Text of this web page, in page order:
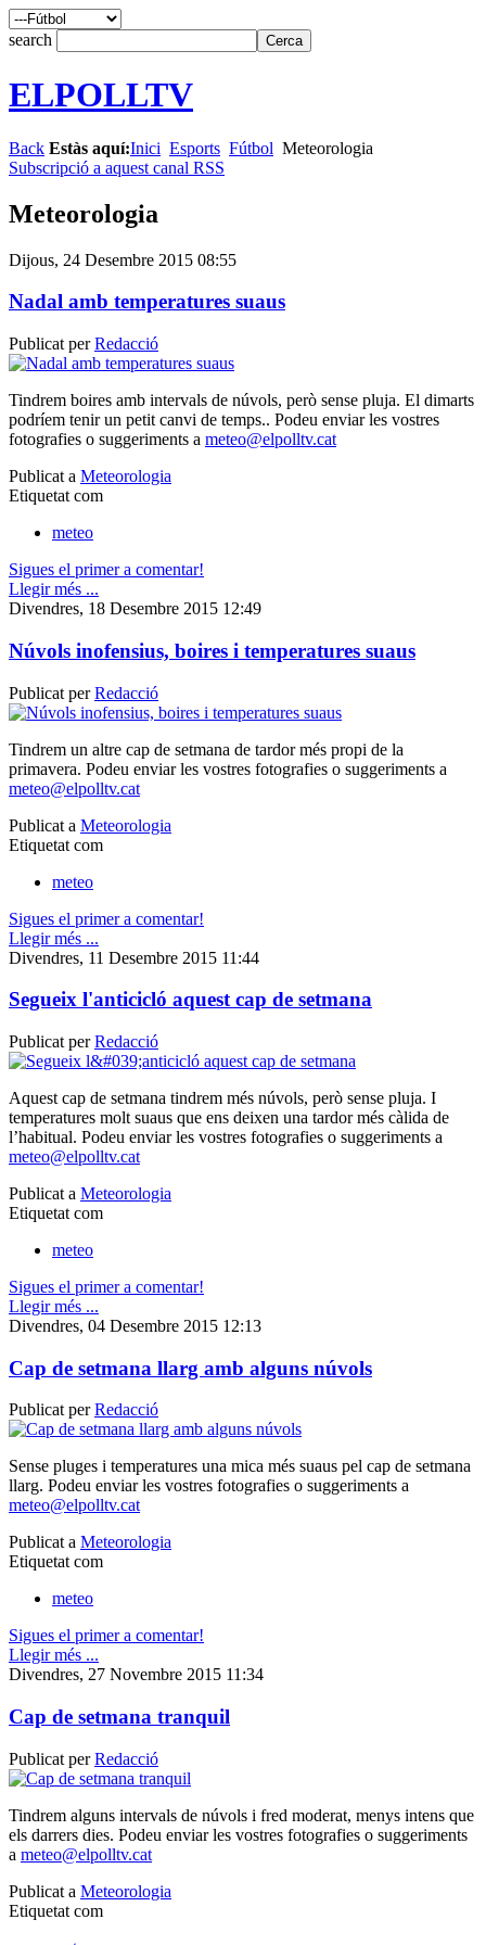
search
ELPOLLTV
Back Estàs aquí:Inici Esports Fútbol Meteorologia
Subscripció a aquest canal RSS
Meteorologia
Dijous, 24 Desembre 2015 08:55
Nadal amb temperatures suaus
Publicat perRedacció
Tindrem boires amb intervals de núvols, però sense pluja. El dimarts
podríem tenir un petit canvi de temps.. Podeu enviar les vostres
fotografies o suggeriments a meteo@elpolltv.cat
Publicat a Meteorologia
Etiquetat com
meteo
Sigues el primer a comentar!
Llegir més ...
Divendres, 18 Desembre 2015 12:49
Núvols inofensius, boires i temperatures suaus
Publicat perRedacció
Tindrem un altre cap de setmana de tardor més propi de la
primavera. Podeu enviar les vostres fotografies o suggeriments a
meteo@elpolltv.cat
Publicat a Meteorologia
Etiquetat com
meteo
Sigues el primer a comentar!
Llegir més ...
Divendres, 11 Desembre 2015 11:44
Segueix l'anticicló aquest cap de setmana
Publicat perRedacció
Aquest cap de setmana tindrem més núvols, però sense pluja. I
temperatures molt suaus que ens deixen una tardor més càlida de
l’habitual. Podeu enviar les vostres fotografies o suggeriments a
meteo@elpolltv.cat
Publicat a Meteorologia
Etiquetat com
meteo
Sigues el primer a comentar!
Llegir més ...
Divendres, 04 Desembre 2015 12:13
Cap de setmana llarg amb alguns núvols
Publicat perRedacció
Sense pluges i temperatures una mica més suaus pel cap de setmana
llarg. Podeu enviar les vostres fotografies o suggeriments a
meteo@elpolltv.cat
Publicat a Meteorologia
Etiquetat com
meteo
Sigues el primer a comentar!
Llegir més ...
Divendres, 27 Novembre 2015 11:34
Cap de setmana tranquil
Publicat perRedacció
Tindrem alguns intervals de núvols i fred moderat, menys intens que
els darrers dies. Podeu enviar les vostres fotografies o suggeriments
a meteo@elpolltv.cat
Publicat a Meteorologia
Etiquetat com